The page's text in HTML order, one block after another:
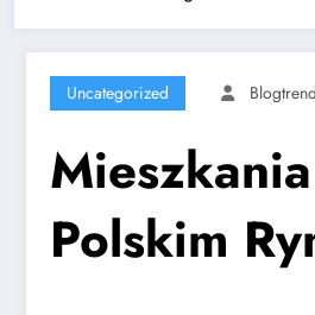
Uncategorized
Polskim